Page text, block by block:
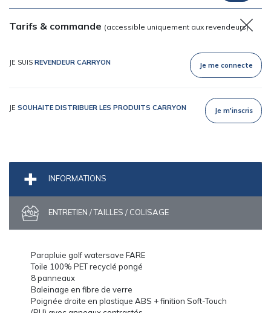
Tarifs & commande (accessible uniquement aux revendeurs)
JE SUIS REVENDEUR CARRYON Je me connecte
JE SOUHAITE DISTRIBUER LES PRODUITS CARRYON Je m'inscris
INFORMATIONS
ENTRETIEN / TAILLES / COLISAGE
Parapluie golf watersave FARE
Toile 100% PET recyclé pongé
8 panneaux
Baleinage en fibre de verre
Poignée droite en plastique ABS + finition Soft-Touch